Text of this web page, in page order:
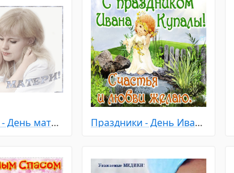
Праздники - День матери Праздники - День Ивана Купала